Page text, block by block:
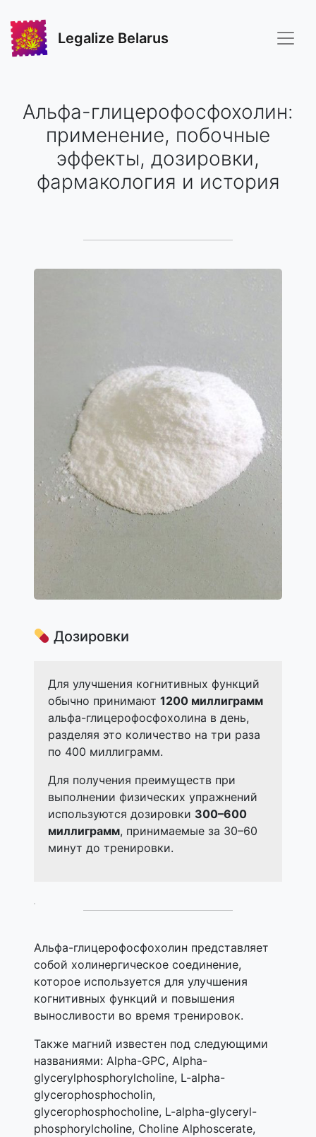
Legalize Belarus
Альфа-глицерофосфохолин:
применение, побочные
эффекты, дозировки,
фармакология и история
Дозировки
Для улучшения когнитивных функций
обычно принимают 1200 миллиграмм
альфа-глицерофосфохолина в день,
разделяя это количество на три раза
по 400 миллиграмм.
Для получения преимуществ при
выполнении физических упражнений
используются дозировки 300–600
миллиграмм, принимаемые за 30–60
минут до тренировки.
Альфа-глицерофосфохолин представляет
собой холинергическое соединение,
которое используется для улучшения
когнитивных функций и повышения
выносливости во время тренировок.
Также магний известен под следующими
названиями: Alpha-GPC, Alpha-
glycerylphosphorylcholine, L-alpha-
glycerophosphocholin,
glycerophosphocholine, L-alpha-glyceryl-
phosphorylcholine, Choline Alphoscerate,